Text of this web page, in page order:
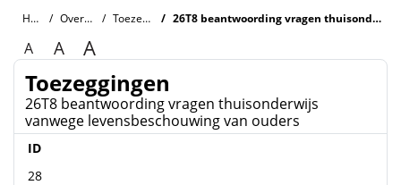
Home
Overzichten Toezeggingen 26T8 beantwoording vragen thuisonderwijs vanwege levensbeschouwing van ouders
A A A
Toezeggingen
26T8 beantwoording vragen thuisonderwijs
vanwege levensbeschouwing van ouders
ID
28